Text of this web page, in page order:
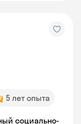
5 лет опыта
социально-